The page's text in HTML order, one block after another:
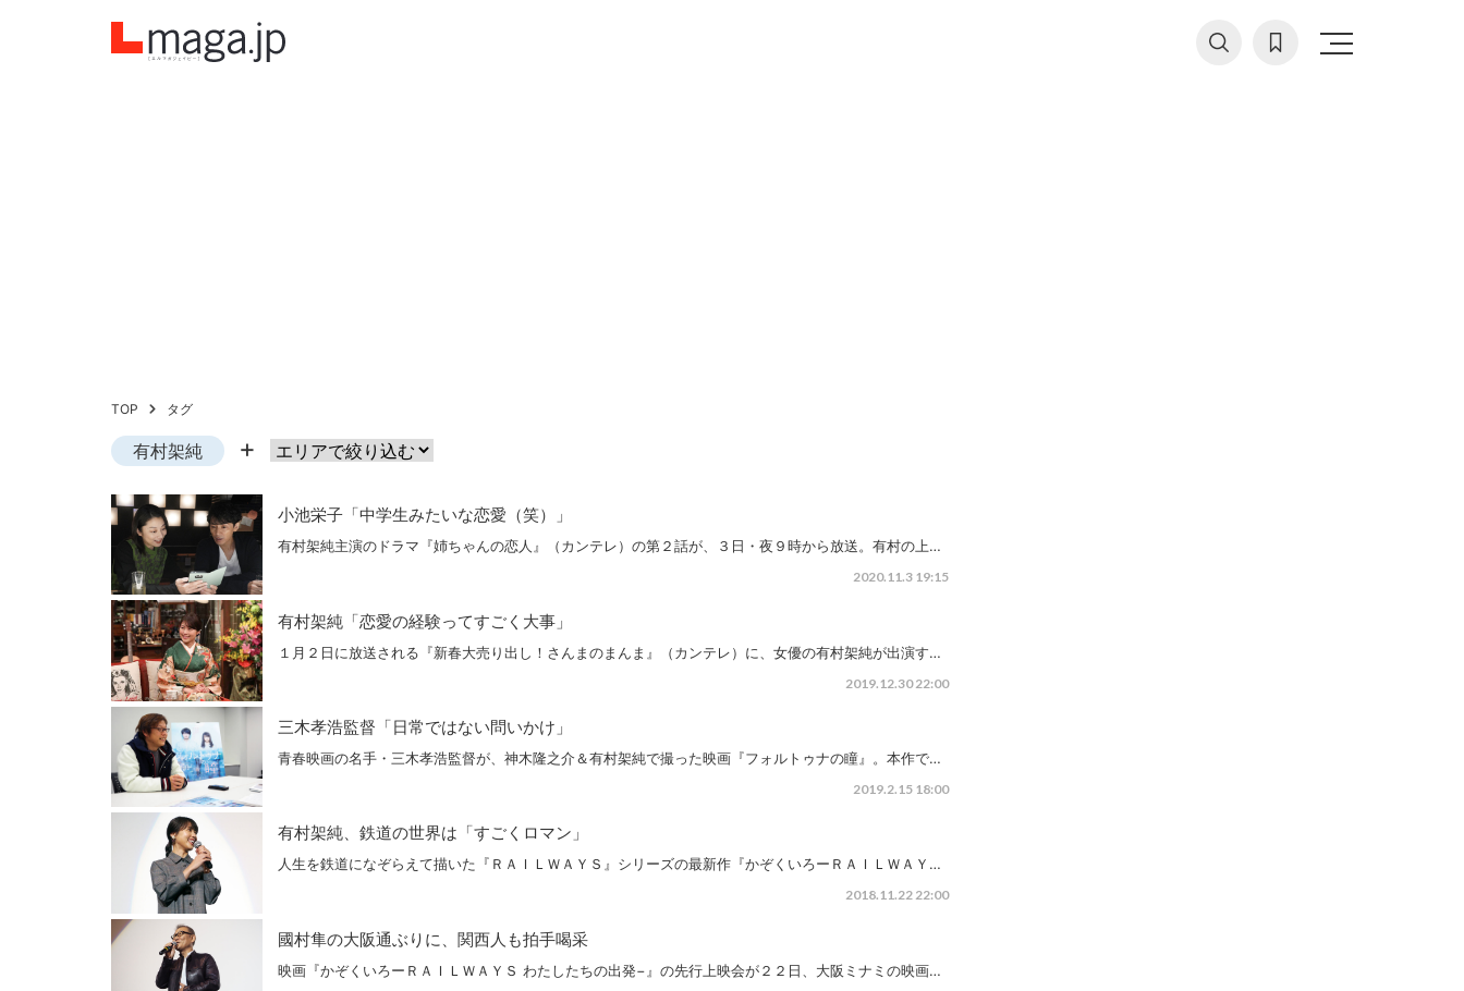
TOP タグ
有村架純
小池栄子「中学生みたいな恋愛（笑）」
有村架純主演のドラマ『姉ちゃんの恋人』（カンテレ）の第２話が、３日・夜９時から放送。有村の上…
2020.11.3 19:15
有村架純「恋愛の経験ってすごく大事」
１月２日に放送される『新春大売り出し！さんまのまんま』（カンテレ）に、女優の有村架純が出演す…
2019.12.30 22:00
三木孝浩監督「日常ではない問いかけ」
青春映画の名手・三木孝浩監督が、神木隆之介＆有村架純で撮った映画『フォルトゥナの瞳』。本作で…
2019.2.15 18:00
有村架純、鉄道の世界は「すごくロマン」
人生を鉄道になぞらえて描いた『ＲＡＩＬＷＡＹＳ』シリーズの最新作『かぞくいろーＲＡＩＬＷＡＹ…
2018.11.22 22:00
國村隼の大阪通ぶりに、関西人も拍手喝采
映画『かぞくいろーＲＡＩＬＷＡＹＳ わたしたちの出発−』の先行上映会が２２日、大阪ミナミの映画…